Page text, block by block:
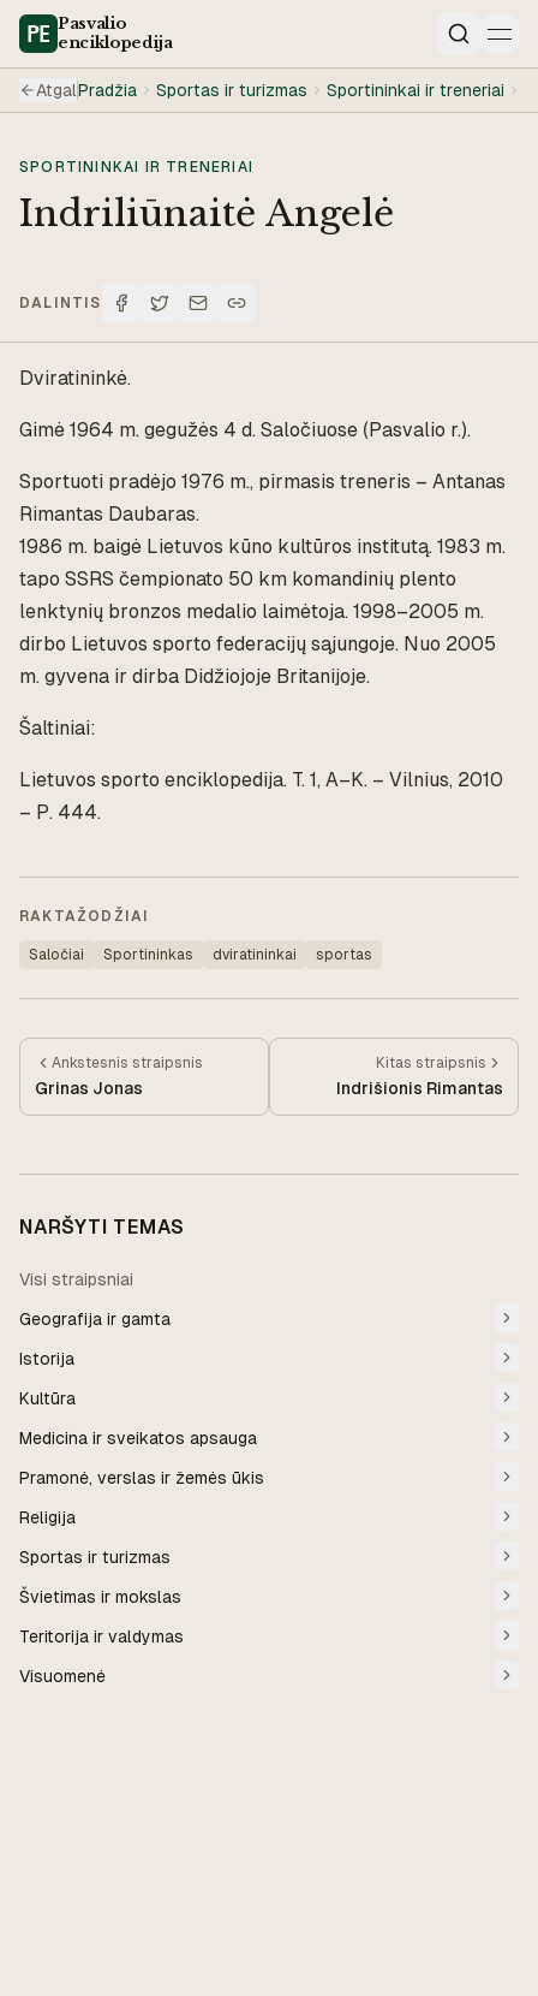
Pasvalio
enciklopedija
Paieška
AtgalPradžia Sportas ir turizmas Sportininkai ir treneriai
SPORTININKAI IR TRENERIAI
Indriliūnaitė Angelė
DALINTIS
Dviratininkė.
Gimė 1964 m. gegužės 4 d. Saločiuose (Pasvalio r.).
Sportuoti pradėjo 1976 m., pirmasis treneris – Antanas
Rimantas Daubaras.
1986 m. baigė Lietuvos kūno kultūros institutą. 1983 m.
tapo SSRS čempionato 50 km komandinių plento
lenktynių bronzos medalio laimėtoja. 1998–2005 m.
dirbo Lietuvos sporto federacijų sąjungoje. Nuo 2005
m. gyvena ir dirba Didžiojoje Britanijoje.
Šaltiniai:
Lietuvos sporto enciklopedija. T. 1, A–K. – Vilnius, 2010
– P. 444.
RAKTAŽODŽIAI
Saločiai Sportininkas dviratininkai sportas
Ankstesnis straipsnis
Grinas Jonas
Kitas straipsnis
Indrišionis Rimantas
NARŠYTI TEMAS
Visi straipsniai
Geografija ir gamta
Istorija
Kultūra
Medicina ir sveikatos apsauga
Pramonė, verslas ir žemės ūkis
Religija
Sportas ir turizmas
Švietimas ir mokslas
Teritorija ir valdymas
Visuomenė